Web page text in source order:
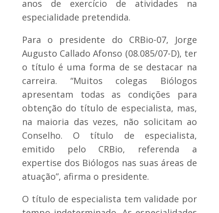
anos de exercício de atividades na
especialidade pretendida.
Para o presidente do CRBio-07, Jorge
Augusto Callado Afonso (08.085/07-D), ter
o título é uma forma de se destacar na
carreira. “Muitos colegas Biólogos
apresentam todas as condições para
obtenção do título de especialista, mas,
na maioria das vezes, não solicitam ao
Conselho. O título de especialista,
emitido pelo CRBio, referenda a
expertise dos Biólogos nas suas áreas de
atuação”, afirma o presidente.
O título de especialista tem validade por